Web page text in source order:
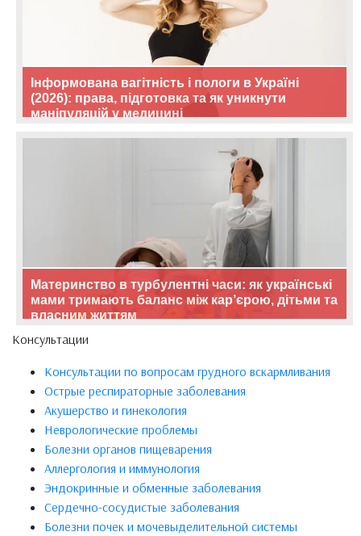
Інформована вагітність і пологи в Україні
(2026): права, підготовка та як уникнути
маніпуляцій у медицині
Материнство в турбулентні часи: як українські
мами тримають баланс між кар’єрою, дітьми та
власним життям
Консультации
Консультации по вопросам грудного вскармливания
Острые респираторные заболевания
Акушерство и гинекология
Неврологические проблемы
Болезни органов пищеварения
Аллергология и иммунология
Эндокринные и обменные заболевания
Сердечно-сосудистые заболевания
Болезни почек и мочевыделительной системы